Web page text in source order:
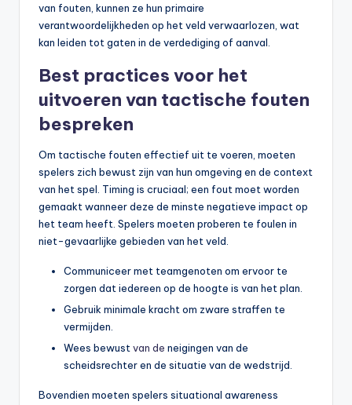
van fouten, kunnen ze hun primaire
verantwoordelijkheden op het veld verwaarlozen, wat
kan leiden tot gaten in de verdediging of aanval.
Best practices voor het
uitvoeren van tactische fouten
bespreken
Om tactische fouten effectief uit te voeren, moeten
spelers zich bewust zijn van hun omgeving en de context
van het spel. Timing is cruciaal; een fout moet worden
gemaakt wanneer deze de minste negatieve impact op
het team heeft. Spelers moeten proberen te foulen in
niet-gevaarlijke gebieden van het veld.
Communiceer met teamgenoten om ervoor te
zorgen dat iedereen op de hoogte is van het plan.
Gebruik minimale kracht om zware straffen te
vermijden.
Wees bewust van de neigingen van de
scheidsrechter en de situatie van de wedstrijd.
Bovendien moeten spelers situational awareness